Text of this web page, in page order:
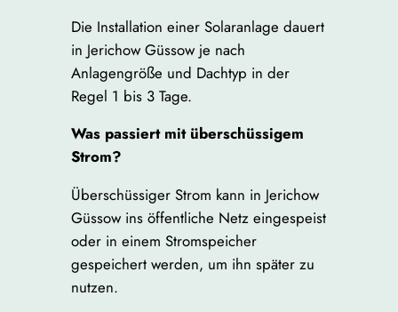
Die Installation einer Solaranlage dauert
in Jerichow Güssow je nach
Anlagengröße und Dachtyp in der
Regel 1 bis 3 Tage.
Was passiert mit überschüssigem
Strom?
Überschüssiger Strom kann in Jerichow
Güssow ins öffentliche Netz eingespeist
oder in einem Stromspeicher
gespeichert werden, um ihn später zu
nutzen.